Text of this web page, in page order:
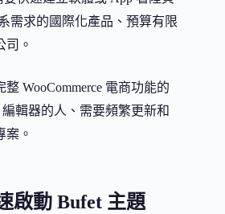
需求的國際化產品、預算有限
司。
整 WooCommerce 電商功能的
編輯器的人、需要頻繁更新和
案。
啟動 Bufet 主題